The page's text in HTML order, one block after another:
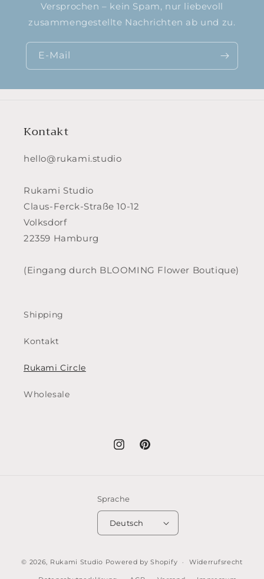
Versprochen – kein Spam, nur liebevoll
zusammengestellte Nachrichten ab und zu.
E-Mail
Kontakt
hello@rukami.studio
Rukami Studio
Claus-Ferck-Straße 10-12
Volksdorf
22359 Hamburg
(Eingang durch BLOOMING Flower Boutique)
Shipping
Kontakt
Rukami Circle
Wholesale
InstagramPinterest
Sprache
Deutsch
© 2026, Rukami Studio Powered by Shopify Widerrufsrecht